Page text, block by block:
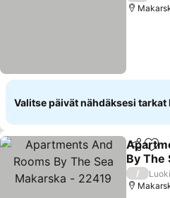
Valitse päivät nähdäksesi tarkat
Jaa
By The
22419
/